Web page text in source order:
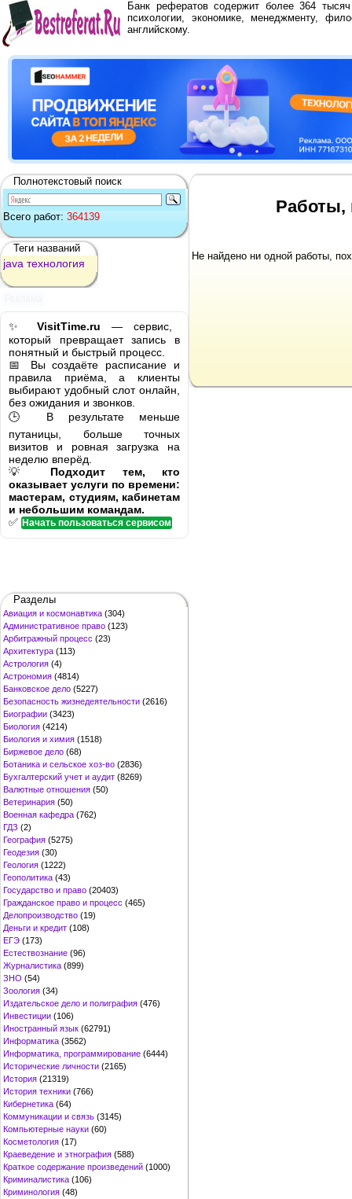
Банк рефератов содержит более 364
психологии, экономике, менеджменту,
английскому.
Полнотекстовый поиск
Всего работ: 364139
Теги названий
java технология
✨ VisitTime.ru — сервис,
который превращает запись в
понятный и быстрый процесс.
📅 Вы создаёте расписание и
правила приёма, а клиенты
выбирают удобный слот онлайн,
без ожидания и звонков.
🕒 В результате меньше
путаницы, больше точных
визитов и ровная загрузка на
неделю вперёд.
💡 Подходит тем, кто
оказывает услуги по времени:
мастерам, студиям, кабинетам
и небольшим командам.
✅ Начать пользоваться сервисом
Разделы
Авиация и космонавтика (304)
Административное право (123)
Арбитражный процесс (23)
Архитектура (113)
Астрология (4)
Астрономия (4814)
Банковское дело (5227)
Безопасность жизнедеятельности (2616)
Биографии (3423)
Биология (4214)
Биология и химия (1518)
Биржевое дело (68)
Ботаника и сельское хоз-во (2836)
Бухгалтерский учет и аудит (8269)
Валютные отношения (50)
Ветеринария (50)
Военная кафедра (762)
ГДЗ (2)
География (5275)
Геодезия (30)
Геология (1222)
Геополитика (43)
Государство и право (20403)
Гражданское право и процесс (465)
Делопроизводство (19)
Деньги и кредит (108)
ЕГЭ (173)
Естествознание (96)
Журналистика (899)
ЗНО (54)
Зоология (34)
Издательское дело и полиграфия (476)
Инвестиции (106)
Иностранный язык (62791)
Информатика (3562)
Информатика, программирование (6444)
Исторические личности (2165)
История (21319)
История техники (766)
Кибернетика (64)
Коммуникации и связь (3145)
Компьютерные науки (60)
Косметология (17)
Краеведение и этнография (588)
Краткое содержание произведений (1000)
Криминалистика (106)
Криминология (48)
Работы,
Не найдено ни одной работы,